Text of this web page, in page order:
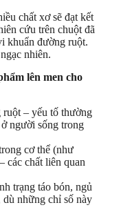
chất xơ sẽ đạt kết
cứu trên chuột đã
khuẩn đường ruột.
nhiên.
lên men cho
ruột – yếu tố thường
người sống trong
cơ thể (như
các chất liên quan
trạng táo bón, ngủ
những chỉ số này